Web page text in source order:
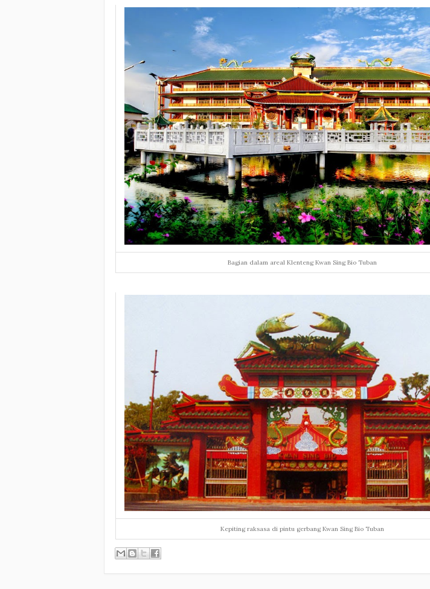
Bagian dalam areal Klenteng Kwan Sing Bio Tuban
Kepiting raksasa di pintu gerbang Kwan Sing Bio Tuban